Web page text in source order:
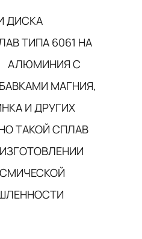
ДИСКА
ТИПА 6061 НА
АЛЮМИНИЯ С
МАГНИЯ,
И ДРУГИХ
ТАКОЙ СПЛАВ